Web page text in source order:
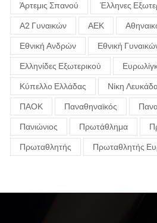
Άρτεμις Σπανού Έλληνες
Α2 Γυναικών ΑΕΚ
Εθνική Ανδρών Εθνική
Ελληνίδες Εξωτερικού
Κύπελλο Ελλάδας Νίκη
ΠΑΟΚ Παναθηναϊκός
Πανιώνιος Πρωτάθλημα
Πρωταθλητής Πρωταθλητής